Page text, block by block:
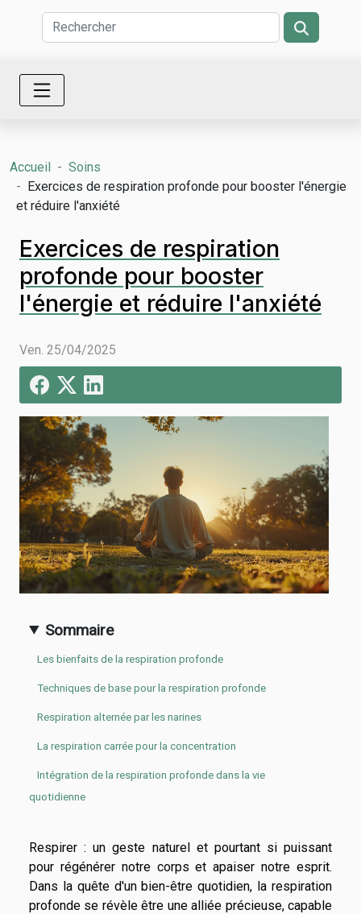
Accueil
Soins
Exercices de respiration profonde pour booster l'énergie
et réduire l'anxiété
Exercices de respiration
profonde pour booster
l'énergie et réduire l'anxiété
Ven. 25/04/2025
Sommaire
Les bienfaits de la respiration profonde
Techniques de base pour la respiration profonde
Respiration alternée par les narines
La respiration carrée pour la concentration
Intégration de la respiration profonde dans la vie
quotidienne
Respirer : un geste naturel et pourtant si puissant
pour régénérer notre corps et apaiser notre esprit.
Dans la quête d'un bien-être quotidien, la respiration
profonde se révèle être une alliée précieuse, capable